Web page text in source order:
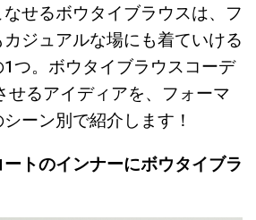
せるボウタイブラウスは、フ
ジュアルな場にも着ていける
つ。ボウタイブラウスコーデ
せるアイディアを、フォーマ
ーン別で紹介します！
ートのインナーにボウタイブラ